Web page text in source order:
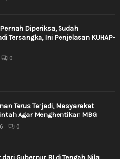
Diperiksa, Sudah
Tersangka, Ini Penjelasan KUHAP-
0
Terus Terjadi, Masyarakat
Agar Menghentikan MBG
0
Gubernur BI di Tengah Nilai